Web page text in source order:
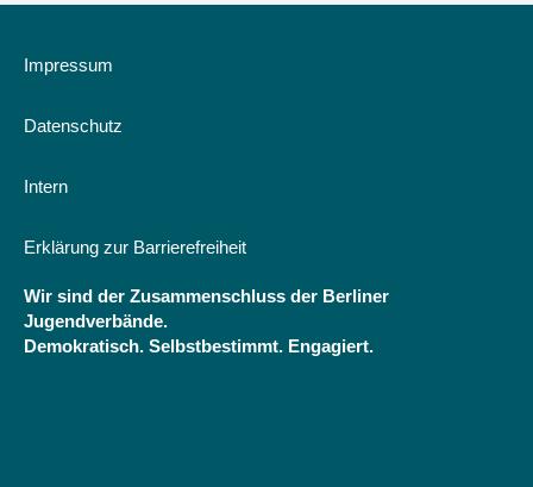
Impressum
Datenschutz
Intern
Erklärung zur Barrierefreiheit
Wir sind der Zusammenschluss der Berliner
Jugendverbände.
Demokratisch. Selbstbestimmt. Engagiert.